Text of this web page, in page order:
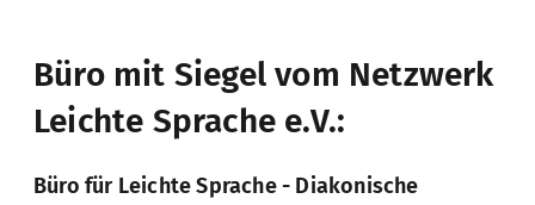
Büro mit Siegel vom Netzwerk
Leichte Sprache e.V.:
Büro für Leichte Sprache - Diakonische